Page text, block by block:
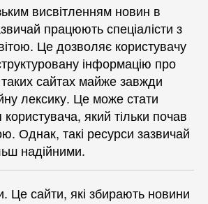
висвітленням новин в
працюють спеціалісти з
Це дозволяє користувачу
інформацію про
сайтах майже завжди
лексику. Це може стати
який тільки почав
Однак, такі ресурси зазвичай
надійними.
Це сайти, які збирають новини